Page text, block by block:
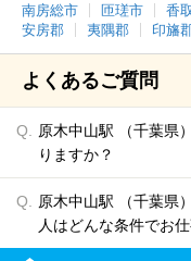
南房総市
匝瑳市 香
安房郡
夷隅郡 印旛
よくあるご質問
原木中山駅 （千葉県
りますか？
原木中山駅 （千葉県
人はどんな条件でお